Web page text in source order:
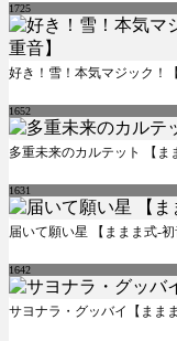
1725
好き！雪！本気マジック！
1652
多重未来のカルテット 【ま
1631
届いて願い星 【ままま式-初
1642
サヨナラ・グッバイ【まま